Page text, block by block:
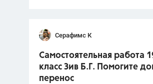
Серафимс К
Самостоятельная работа
класс Зив Б.Г. Помогите
перенос